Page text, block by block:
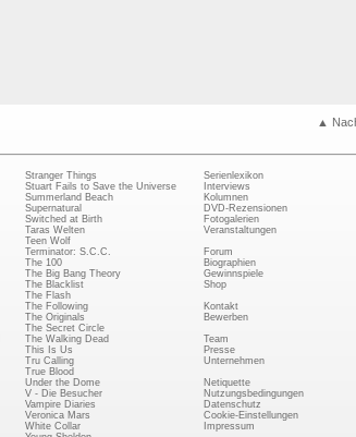
▲
Stranger Things
Stuart Fails to Save the Universe
Summerland Beach
Supernatural
Switched at Birth
Taras Welten
Teen Wolf
Terminator: S.C.C.
The 100
The Big Bang Theory
The Blacklist
The Flash
The Following
The Originals
The Secret Circle
The Walking Dead
This Is Us
Tru Calling
True Blood
Under the Dome
V - Die Besucher
Vampire Diaries
Veronica Mars
White Collar
Serienlexikon
Interviews
Kolumnen
DVD-Rezensionen
Fotogalerien
Veranstaltungen
Forum
Biographien
Gewinnspiele
Shop
Kontakt
Bewerben
Team
Presse
Unternehmen
Netiquette
Nutzungsbedingungen
Datenschutz
Cookie-Einstellungen
Impressum